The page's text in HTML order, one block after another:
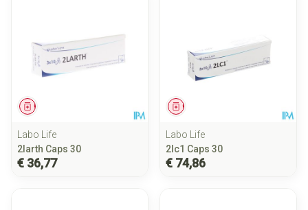
Geneesmiddel
Labo Life
2larth Caps 30
€ 36,77
Geneesmiddel
Labo Life
2lc1 Caps 30
€ 74,86